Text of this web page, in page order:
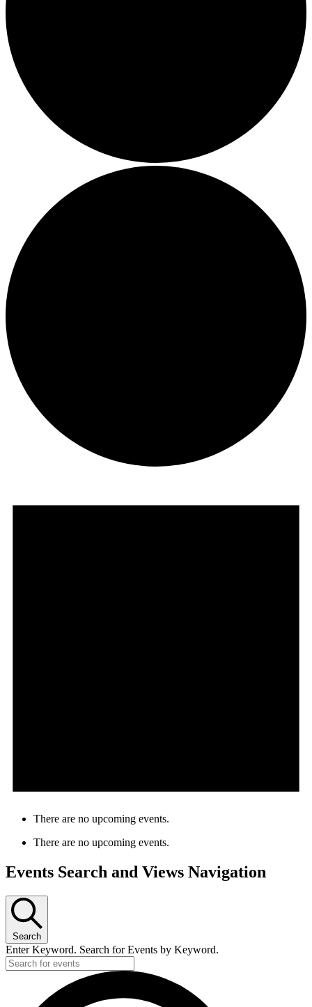
There are no upcoming events.
There are no upcoming events.
Events Search and Views Navigation
Search
Enter Keyword. Search for Events by Keyword.